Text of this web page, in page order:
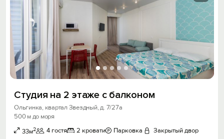
Студия на 2 этаже с балконом
Ольгинка, квартал Звездный, д. 7/27а
500 м до моря
33м2 4 гостя 2 кровати Парковка Закрытый двор